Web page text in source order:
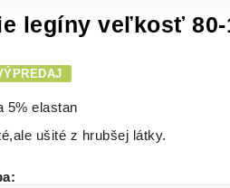
legíny veľkosť 80-
5% elastan
ušité z hrubšej látky.
: